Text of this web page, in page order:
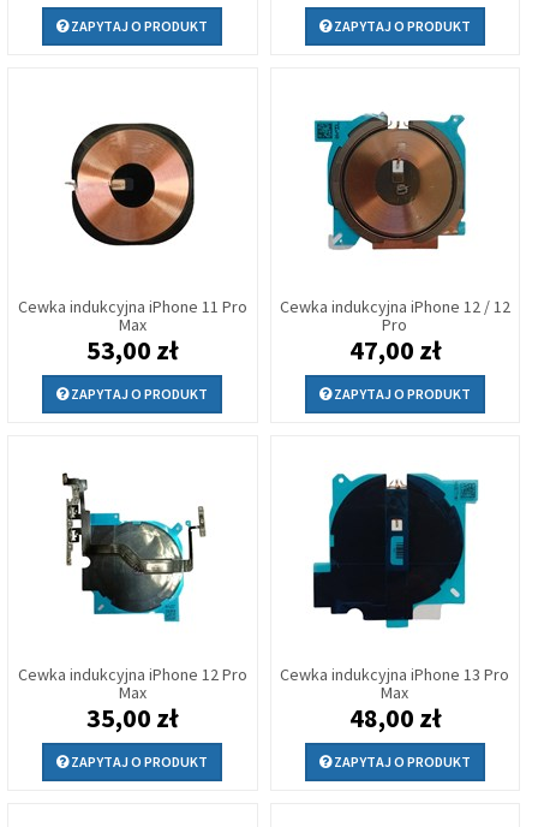
ZAPYTAJ O PRODUKT ZAPYTAJ O PRODUKT
Cewka indukcyjna iPhone 11 Pro
Max
53,00 zł
ZAPYTAJ O PRODUKT
Cewka indukcyjna iPhone 12 / 12
Pro
47,00 zł
ZAPYTAJ O PRODUKT
Cewka indukcyjna iPhone 12 Pro
Max
35,00 zł
ZAPYTAJ O PRODUKT
Cewka indukcyjna iPhone 13 Pro
Max
48,00 zł
ZAPYTAJ O PRODUKT